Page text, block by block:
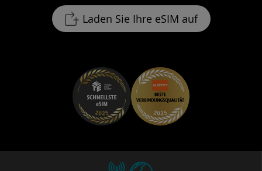
Laden Sie Ihre eSIM auf